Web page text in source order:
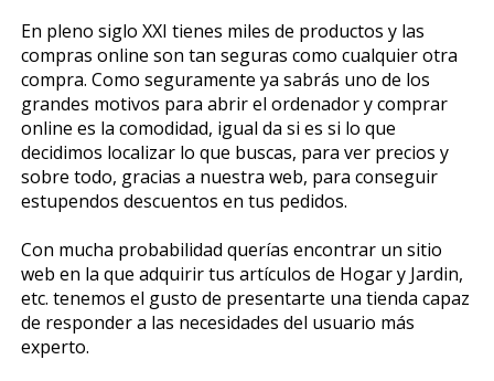
En pleno siglo XXI tienes miles de productos y las
compras online son tan seguras como cualquier otra
compra. Como seguramente ya sabrás uno de los
grandes motivos para abrir el ordenador y comprar
online es la comodidad, igual da si es si lo que
decidimos localizar lo que buscas, para ver precios y
sobre todo, gracias a nuestra web, para conseguir
estupendos descuentos en tus pedidos.
Con mucha probabilidad querías encontrar un sitio
web en la que adquirir tus artículos de Hogar y Jardin,
etc. tenemos el gusto de presentarte una tienda capaz
de responder a las necesidades del usuario más
experto.